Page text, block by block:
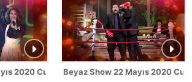
2020 Cumartesi Fragmanı
Beyaz Show 22 Mayıs 2020